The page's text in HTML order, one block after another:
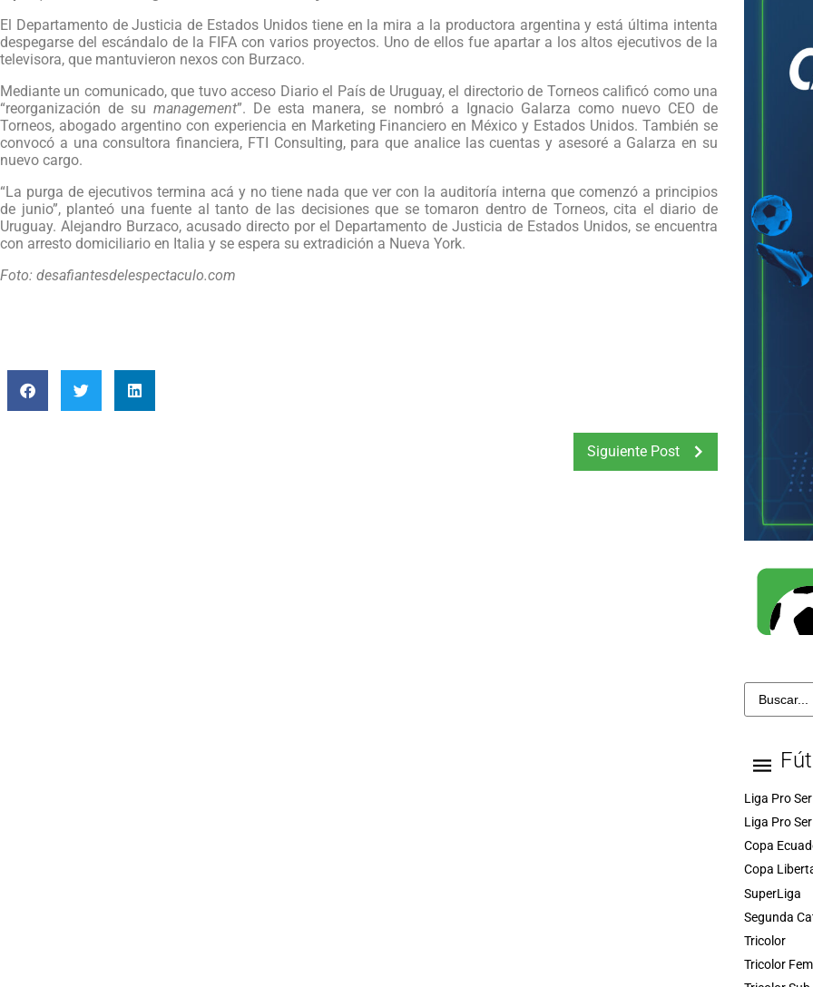
El Departamento de Justicia de Estados Unidos tiene en la mira a la productora argentina y está última intenta
despegarse del escándalo de la FIFA con varios proyectos. Uno de ellos fue apartar a los altos ejecutivos de la
televisora, que mantuvieron nexos con Burzaco.
Mediante un comunicado, que tuvo acceso Diario el País de Uruguay, el directorio de Torneos calificó como una
“reorganización de sumanagement”. De esta manera, se nombró a Ignacio Galarza como nuevo CEO de
Torneos, abogado argentino con experiencia en Marketing Financiero en México y Estados Unidos. También se
convocó a una consultora financiera, FTI Consulting, para que analice las cuentas y asesoré a Galarza en su
nuevo cargo.
“La purga de ejecutivos termina acá y no tiene nada que ver con la auditoría interna que comenzó a principios
de junio”, planteó una fuente al tanto de las decisiones que se tomaron dentro de Torneos, cita el diario de
Uruguay. Alejandro Burzaco, acusado directo por el Departamento de Justicia de Estados Unidos, se encuentra
con arresto domiciliario en Italia y se espera su extradición a Nueva York.
Foto: desafiantesdelespectaculo.com
Siguiente Post
Liga Pro
Liga Pro
Copa
Copa
SuperLiga
Segunda
Tricolor
Tricolor